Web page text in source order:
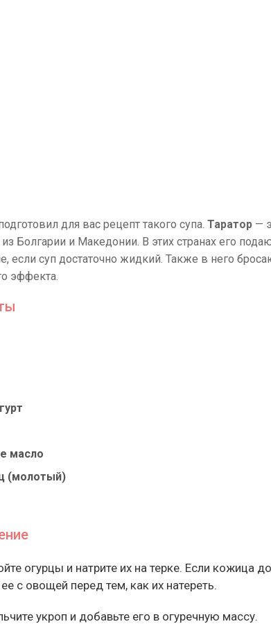
для вас рецепт такого супа. Таратор —
Болгарии и Македонии. В этих странах его
если суп достаточно жидкий. Также в него
эффекта.
масло
(молотый)
огурцы и натрите их на терке. Если кожица
с овощей перед тем, как их натереть.
укроп и добавьте его в огуречную массу.